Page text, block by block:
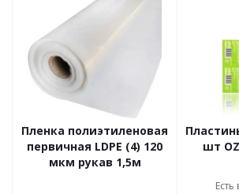
Пленка полиэтиленовая
первичная LDPE (4) 120
мкм рукав 1,5м
шт